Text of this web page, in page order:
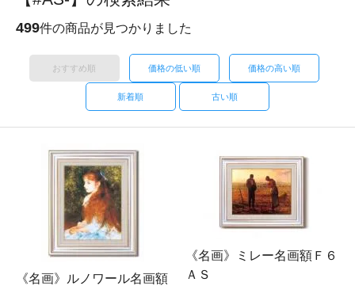
499件の商品が見つかりました
おすすめ順 価格の低い順 価格の高い順
新着順 古い順
《名画》ルノワール名画額
《名画》ミレー名画額Ｆ６
ＡＳ